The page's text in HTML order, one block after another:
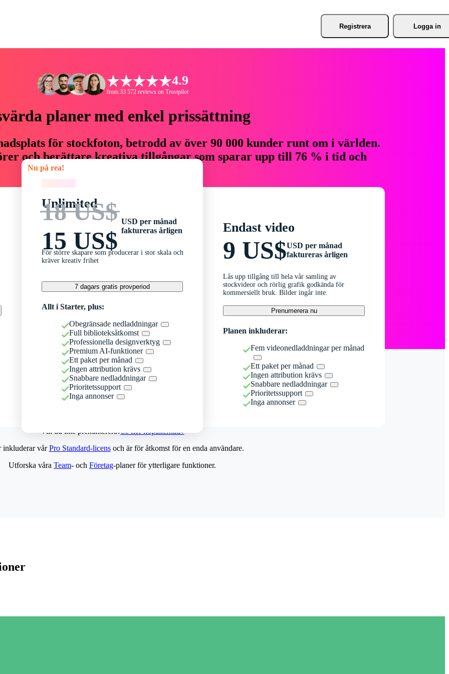
Registrera Logga in
4.9
from 33 572 reviews on Trustpilot
planer med enkel prissättning
för stockfoton, betrodd av över 90 000 kunder runt om i världen.
och berättare kreativa tillgångar som sparar upp till 76 % i tid och
Nu på rea!
Unlimited
18 US$
15 US$
USD per månad
faktureras årligen
För större skapare som producerar i stor skala och
kräver kreativ frihet
7 dagars gratis provperiod
Allt i Starter, plus:
Obegränsade nedladdningar
Full biblioteksåtkomst
Professionella designverktyg
Premium AI-funktioner
Ett paket per månad
Ingen attribution krävs
Snabbare nedladdningar
Prioritetssupport
Inga annonser
Endast video
9 US$USD per månad
faktureras årligen
Lås upp tillgång till hela vår samling av
stockvideor och rörlig grafik godkända för
kommersiellt bruk. Bilder ingår inte.
Prenumerera nu
Planen inkluderar:
Fem videonedladdningar per månad
Ett paket per månad
Ingen attribution krävs
Snabbare nedladdningar
Prioritetssupport
Inga annonser
Vill du inte prenumerera?Se fler köpalternativ
inkluderar vårPro Standard-licensoch är för åtkomst för en enda användare.
Utforska våra Team- och Företag-planer för ytterligare funktioner.